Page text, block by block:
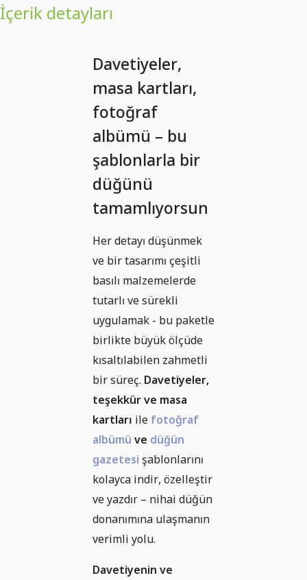
İçerik detayları
Davetiyeler,
masa kartları,
fotoğraf
albümü – bu
şablonlarla bir
düğünü
tamamlıyorsun
Her detayı düşünmek
ve bir tasarımı çeşitli
basılı malzemelerde
tutarlı ve sürekli
uygulamak - bu paketle
birlikte büyük ölçüde
kısaltılabilen zahmetli
bir süreç. Davetiyeler,
teşekkür ve masa
kartları ile fotoğraf
albümü ve düğün
gazetesi şablonlarını
kolayca indir, özelleştir
ve yazdır – nihai düğün
donanımına ulaşmanın
verimli yolu.
Davetiyenin ve